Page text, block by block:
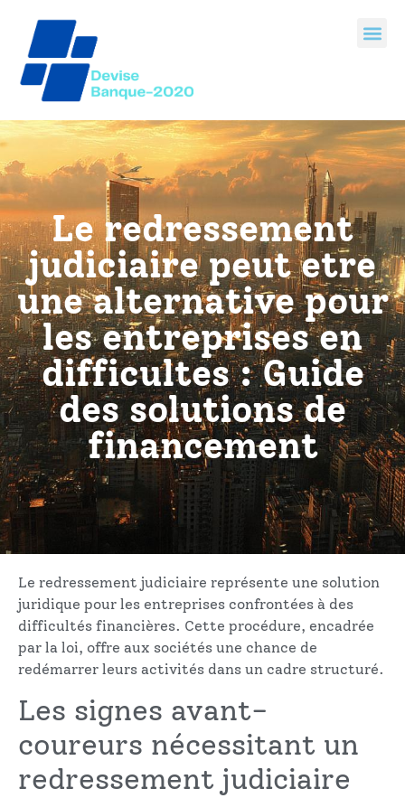
Le redressement
judiciaire peut etre
une alternative pour
les entreprises en
difficultes : Guide
des solutions de
financement
Le redressement judiciaire représente une solution
juridique pour les entreprises confrontées à des
difficultés financières. Cette procédure, encadrée
par la loi, offre aux sociétés une chance de
redémarrer leurs activités dans un cadre structuré.
Les signes avant-
coureurs nécessitant un
redressement judiciaire